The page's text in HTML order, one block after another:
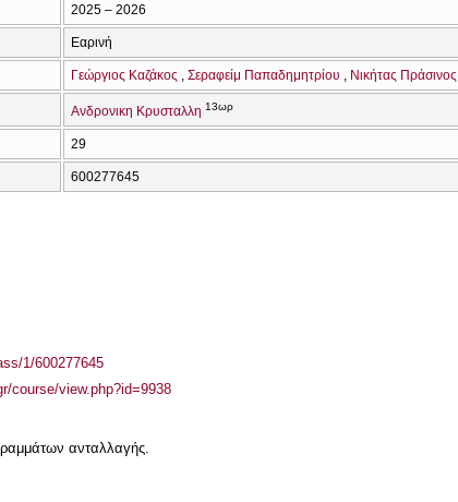
2025 – 2026
Εαρινή
Γεώργιος Καζάκος Σεραφείμ Παπαδημητρίου Νικήτας Πράσινος
Ανδρονικη Κρυσταλλη 13ωρ
29
600277645
1/600277645
course/view.php?id=9938
ανταλλαγής.